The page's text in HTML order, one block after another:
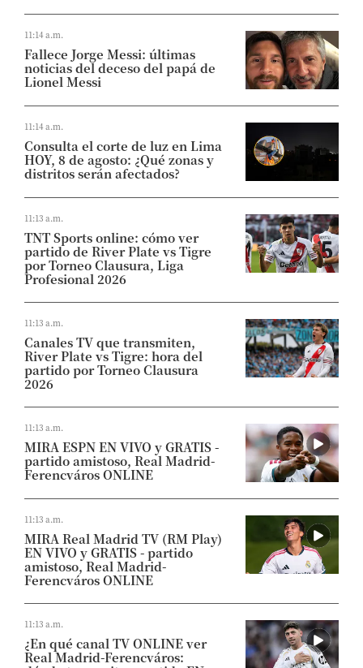
11:14 a.m.
Fallece Jorge Messi: últimas
noticias del deceso del papá de
Lionel Messi
11:14 a.m.
Consulta el corte de luz en Lima
HOY, 8 de agosto: ¿Qué zonas y
distritos serán afectados?
11:13 a.m.
TNT Sports online: cómo ver
partido de River Plate vs Tigre
por Torneo Clausura, Liga
Profesional 2026
11:13 a.m.
Canales TV que transmiten,
River Plate vs Tigre: hora del
partido por Torneo Clausura
2026
11:13 a.m.
MIRA ESPN EN VIVO y GRATIS -
partido amistoso, Real Madrid-
Ferencváros ONLINE
11:13 a.m.
MIRA Real Madrid TV (RM Play)
EN VIVO y GRATIS - partido
amistoso, Real Madrid-
Ferencváros ONLINE
11:13 a.m.
¿En qué canal TV ONLINE ver
Real Madrid-Ferencváros: